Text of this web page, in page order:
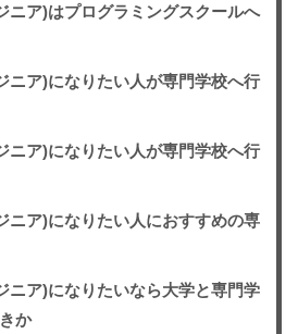
ニア)はプログラミングスクールへ
ニア)になりたい人が専門学校へ行
ニア)になりたい人が専門学校へ行
ニア)になりたい人におすすめの専
ニア)になりたいなら大学と専門学
か